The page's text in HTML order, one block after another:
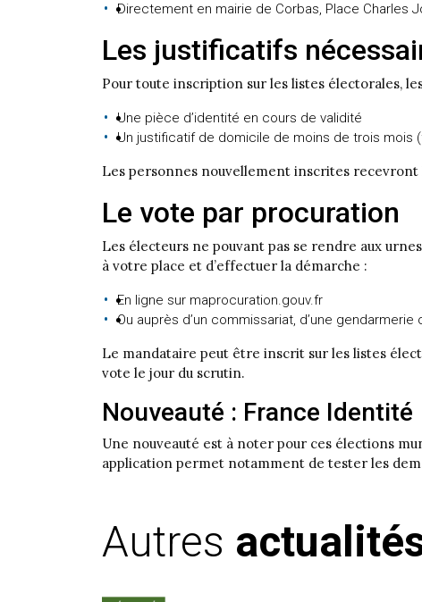
Directement en mairie de Corbas, Place Charles
Les justificatifs
Pour toute inscription sur les listes électorales,
Une pièce d’identité en cours de validité
Un justificatif de domicile de moins de trois mois
Les personnes nouvellement inscrites recevront
Le vote par procuration
Les électeurs ne pouvant pas se rendre aux
à votre place et d’effectuer la démarche :
En ligne sur maprocuration.gouv.fr
Ou auprès d’un commissariat, d’une gendarmerie
Le mandataire peut être inscrit sur les listes
vote le jour du scrutin.
Nouveauté : France Identité
Une nouveauté est à noter pour ces élections
application permet notamment de tester les
Autres